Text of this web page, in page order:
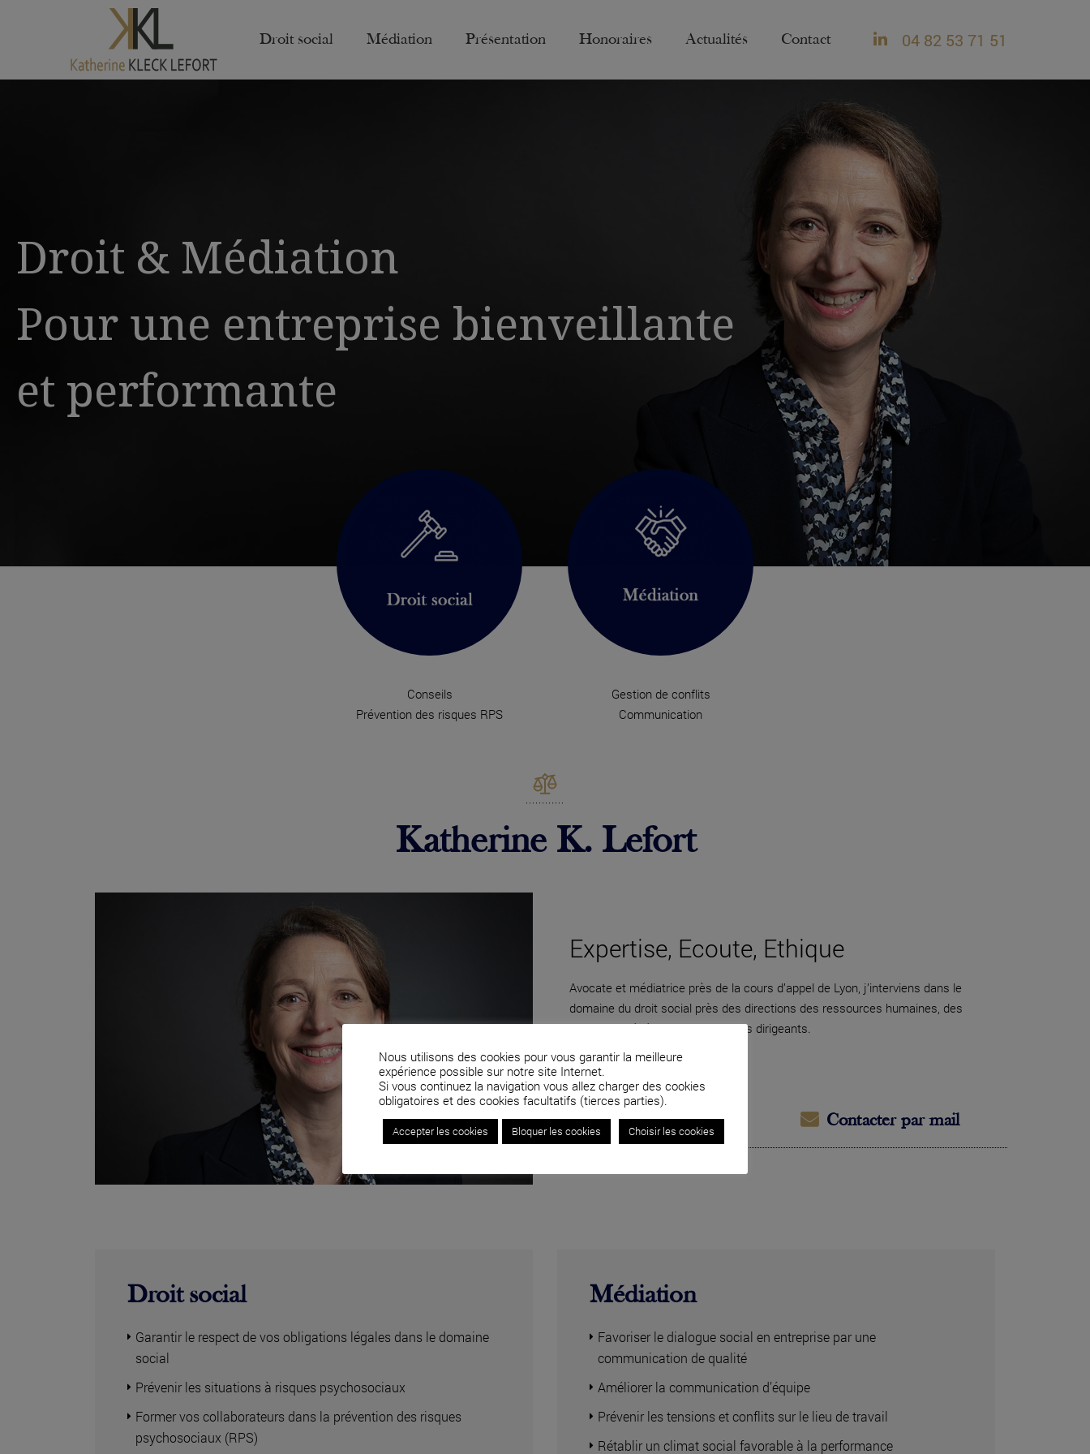
Droit social Médiation Présentation Honoraires Actualités Contact 04 82 53 71 51
Droit & Médiation
Pour une entreprise bienveillante
et performante
Conseils
Prévention des risques RPS
Gestion de conflits
Communication
Katherine K. Lefort
Expertise, Ecoute, Ethique
Avocate et médiatrice près de la cours d’appel de Lyon, j’interviens dans le
domaine du droit social près des directions des ressources humaines, des
directions générales et des cadres dirigeants.
04 82 53 71 51 Contacter par mail
Droit social
Garantir le respect de vos obligations légales dans le domaine
social
Prévenir les situations à risques psychosociaux
Former vos collaborateurs dans la prévention des risques
psychosociaux (RPS)
Médiation
Favoriser le dialogue social en entreprise par une
communication de qualité
Améliorer la communication d’équipe
Prévenir les tensions et conflits sur le lieu de travail
Rétablir un climat social favorable à la performance
Nous utilisons des cookies pour vous garantir la meilleure
expérience possible sur notre site Internet.
Si vous continuez la navigation vous allez charger des cookies
obligatoires et des cookies facultatifs (tierces parties).
Accepter les cookies Bloquer les cookies Choisir les cookies